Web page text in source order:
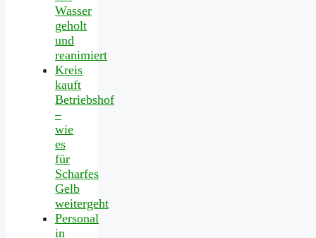
Wasser
geholt
und
reanimiert
Kreis
kauft
Betriebshof
–
wie
es
für
Scharfes
Gelb
weitergeht
Personal
in